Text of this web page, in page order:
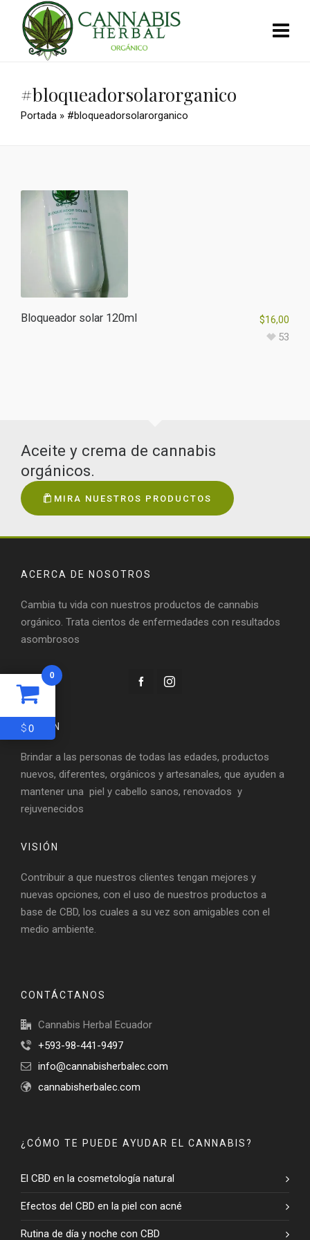
#bloqueadorsolarorganico
Portada » #bloqueadorsolarorganico
Bloqueador solar 120ml $16,00
53
Aceite y crema de cannabis
orgánicos.
MIRA NUESTROS PRODUCTOS
ACERCA DE NOSOTROS
Cambia tu vida con nuestros productos de cannabis
orgánico. Trata cientos de enfermedades con resultados
asombrosos
MISIÓN
Brindar a las personas de todas las edades, productos
nuevos, diferentes, orgánicos y artesanales, que ayuden a
mantener una piel y cabello sanos, renovados y
rejuvenecidos
VISIÓN
Contribuir a que nuestros clientes tengan mejores y
nuevas opciones, con el uso de nuestros productos a
base de CBD, los cuales a su vez son amigables con el
medio ambiente.
CONTÁCTANOS
Cannabis Herbal Ecuador
+593-98-441-9497
info@cannabisherbalec.com
cannabisherbalec.com
¿CÓMO TE PUEDE AYUDAR EL CANNABIS?
El CBD en la cosmetología natural
Efectos del CBD en la piel con acné
Rutina de día y noche con CBD
0
$0